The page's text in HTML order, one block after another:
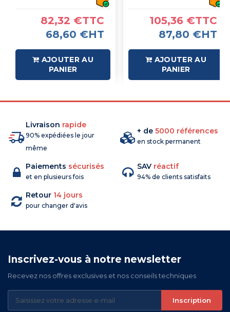
82,32 €TTC
68,60 €HT
AJOUTER AU
PANIER
105,36 €TTC
87,80 €HT
AJOUTER AU
PANIER
Livraison rapide
90% expédiées le jour
même
+ de 5000 références
en stock permanent
Paiements sécurisés
et en plusieurs fois
SAV réactif
94% de clients satisfaits
Retour 14 jours
pour changer d'avis
Inscrivez-vous à notre newsletter
Recevez nos offres exclusives et nos conseils techniques
Inscription